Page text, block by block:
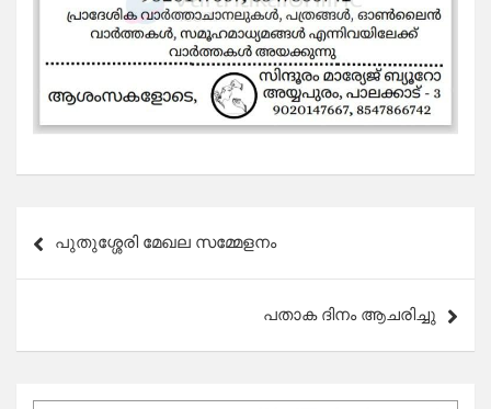
navigation
പുതുശ്ശേരി മേഖല സമ്മേളനം
പതാക ദിനം ആചരിച്ചു